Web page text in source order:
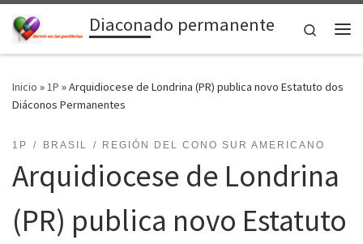
Saltar al contenidoDiaconado permanente
Search
Inicio »1P »Arquidiocese de Londrina (PR) publica novo Estatuto dos
Diáconos Permanentes
1P BRASIL REGIÓN DEL CONO SUR AMERICANO
Arquidiocese de Londrina
(PR) publica novo Estatuto